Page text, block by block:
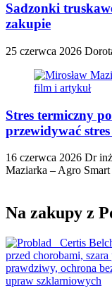
Sadzonki
zakupie
25 czerwca 2026
Stres termiczny
przewidywać
16 czerwca 2026 Dr
Maziarka – Agro
Na zakupy z